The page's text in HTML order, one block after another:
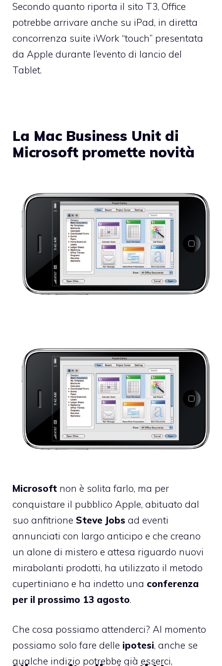
Secondo quanto riporta il sito T3, Office
potrebbe arrivare anche su iPad, in diretta
concorrenza suite iWork “touch” presentata
da Apple durante l’evento di lancio del
Tablet.
La Mac Business Unit di
Microsoft promette novità
Microsoft non è solita farlo, ma per
conquistare il pubblico Apple, abituato dal
suo anfitrione Steve Jobs ad eventi
annunciati con largo anticipo e che creano
un alone di mistero e attesa riguardo nuovi
mirabolanti prodotti, ha utilizzato il metodo
cupertiniano e ha indetto una conferenza
per il prossimo 13 agosto.
Che cosa possiamo attenderci? Al momento
possiamo solo fare delle ipotesi, anche se
qualche indizio potrebbe già esserci,